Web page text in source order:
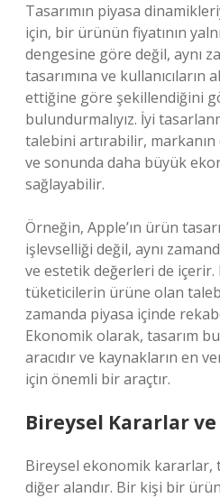
Tasarımın piyasa
için, bir ürünün fiyatının
dengesine göre değil, aynı
tasarımına ve kullanıcıların
ettiğine göre şekillendiğini
bulundurmalıyız. İyi
talebini artırabilir,
ve sonunda daha büyük
sağlayabilir.
Örneğin, Apple’ın ürün
işlevselliği değil, aynı
ve estetik değerleri de içerir.
tüketicilerin ürüne olan
zamanda piyasa içinde
Ekonomik olarak, tasarım
aracıdır ve kaynakların en
için önemli bir araçtır.
Bireysel Kararlar ve
Bireysel ekonomik kararlar,
diğer alandır. Bir kişi bir